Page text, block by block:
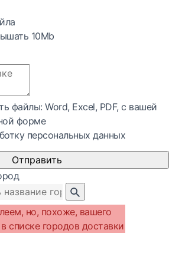
10Mb
файлы: Word, Exсel, PDF, с вашей
форме
персональных данных
Отправить
но, похоже, вашего
списке городов доставки